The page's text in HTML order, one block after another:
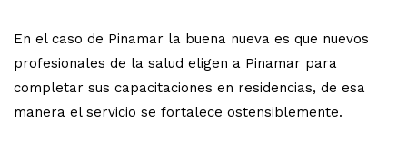
En el caso de Pinamar la buena nueva es que nuevos
profesionales de la salud eligen a Pinamar para
completar sus capacitaciones en residencias, de esa
manera el servicio se fortalece ostensiblemente.